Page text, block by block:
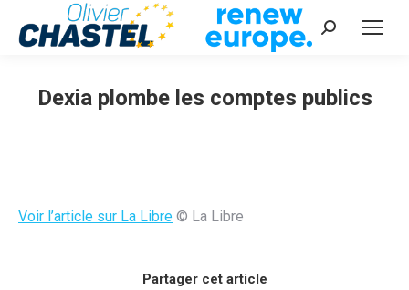
Recherche
Dexia plombe les comptes publics
Voir l’article sur La Libre © La Libre
Partager cet article